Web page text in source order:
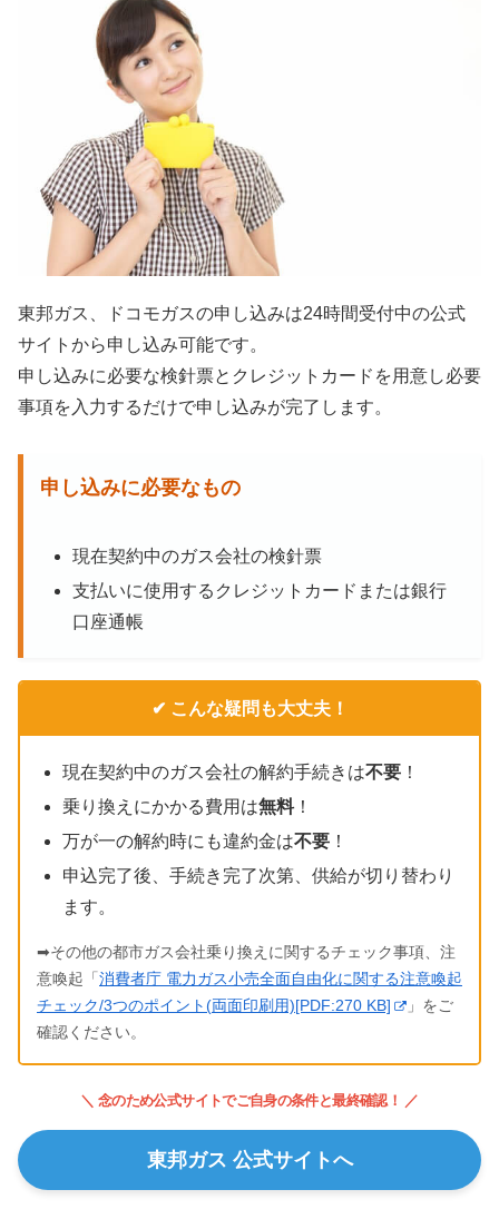
東邦ガス、ドコモガスの申し込みは24時間受付中の公式
サイトから申し込み可能です。
申し込みに必要な検針票とクレジットカードを用意し必要
事項を入力するだけで申し込みが完了します。
申し込みに必要なもの
現在契約中のガス会社の検針票
支払いに使用するクレジットカードまたは銀行
口座通帳
✔ こんな疑問も大丈夫！
現在契約中のガス会社の解約手続きは不要 ！
乗り換えにかかる費用は無料！
万が一の解約時にも違約金は不要 ！
申込完了後、手続き完了次第、供給が切り替わり
ます。
➡その他の都市ガス会社乗り換えに関するチェック事項、注
意喚起「 消費者庁 電力ガス小売全面自由化に関する注意喚起
チェック/3つのポイント(両面印刷用)[PDF:270 KB]
」をご
確認ください。
＼ 念のため公式サイトでご自身の条件と最終確認！ ／
東邦ガス 公式サイトへ